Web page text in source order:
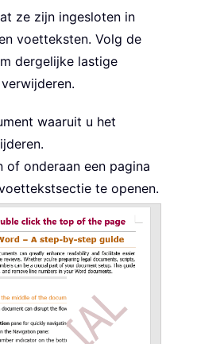
ze zijn ingesloten in
voetteksten. Volg de
dergelijke lastige
waaruit u het
of onderaan een pagina
te openen.